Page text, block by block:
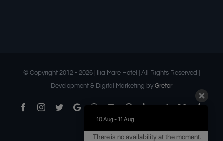
© Copyright 2012 - 2026 | Ilia Mare Hotel | All Rights Reserved |
Development & Digital Marketing by Gretor
FacebookInstagram
TwitterGoogleThreads YouTubePinterestLinkedInTelegramMedium
FlickrEmail
10 Aug - 11 Aug
There is no availability at the moment.